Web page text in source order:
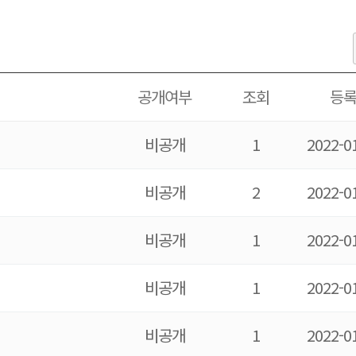
공개여부 조회 등록
비공개 1 2022-
비공개 2 2022-
비공개 1 2022-
비공개 1 2022-
비공개 1 2022-